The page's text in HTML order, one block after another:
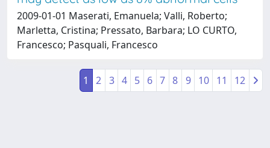
2009-01-01 Maserati, Emanuela; Valli, Roberto;
Marletta, Cristina; Pressato, Barbara; LO CURTO,
Francesco; Pasquali, Francesco
1 2 3 4 5 6 7 8 9 10 11 12